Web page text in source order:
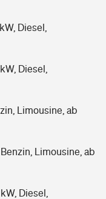
Diesel,
Diesel,
Limousine, ab
Limousine, ab
Diesel,